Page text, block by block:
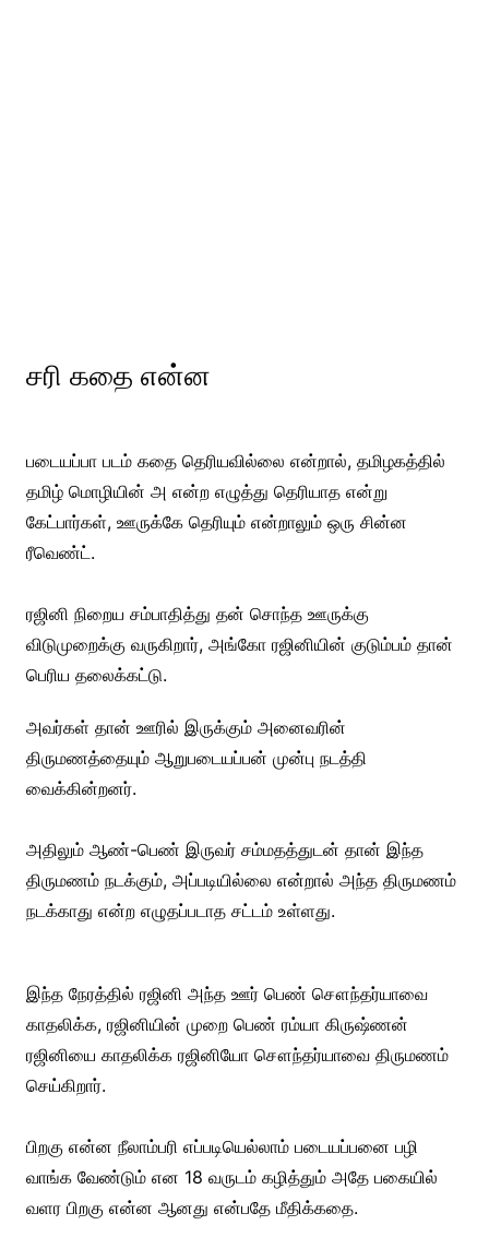
சரி கதை என்ன
படையப்பா படம் கதை தெரியவில்லை என்றால், தமிழகத்தில்
தமிழ் மொழியின் அ என்ற எழுத்து தெரியாத என்று
கேட்பார்கள், ஊருக்கே தெரியும் என்றாலும் ஒரு சின்ன
ரீவெண்ட்.
ரஜினி நிறைய சம்பாதித்து தன் சொந்த ஊருக்கு
விடுமுறைக்கு வருகிறார், அங்கோ ரஜினியின் குடும்பம் தான்
பெரிய தலைக்கட்டு.
அவர்கள் தான் ஊரில் இருக்கும் அனைவரின்
திருமணத்தையும் ஆறுபடையப்பன் முன்பு நடத்தி
வைக்கின்றனர்.
அதிலும் ஆண்-பெண் இருவர் சம்மதத்துடன் தான் இந்த
திருமணம் நடக்கும், அப்படியில்லை என்றால் அந்த திருமணம்
நடக்காது என்ற எழுதப்படாத சட்டம் உள்ளது.
இந்த நேரத்தில் ரஜினி அந்த ஊர் பெண் சௌந்தர்யாவை
காதலிக்க, ரஜினியின் முறை பெண் ரம்யா கிருஷ்ணன்
ரஜினியை காதலிக்க ரஜினியோ சௌந்தர்யாவை திருமணம்
செய்கிறார்.
பிறகு என்ன நீலாம்பரி எப்படியெல்லாம் படையப்பனை பழி
வாங்க வேண்டும் என 18 வருடம் கழித்தும் அதே பகையில்
வளர பிறகு என்ன ஆனது என்பதே மீதிக்கதை.